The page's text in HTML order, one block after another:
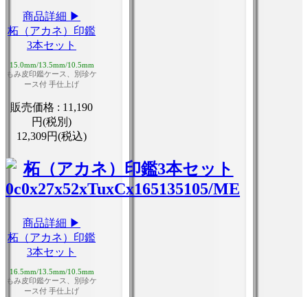
商品詳細 ▶
柘（アカネ）印鑑
3本セット
15.0mm/13.5mm/10.5mm
もみ皮印鑑ケース、別珍ケ
ース付 手仕上げ
販売価格 : 11,190
円(税別)
12,309円(税込)
商品詳細 ▶
柘（アカネ）印鑑
3本セット
16.5mm/13.5mm/10.5mm
もみ皮印鑑ケース、別珍ケ
ース付 手仕上げ